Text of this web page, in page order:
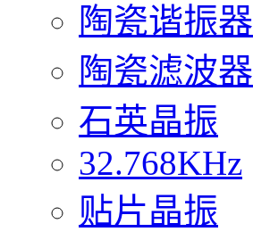
陶瓷谐振器
陶瓷滤波器
石英晶振
32.768KHz
贴片晶振